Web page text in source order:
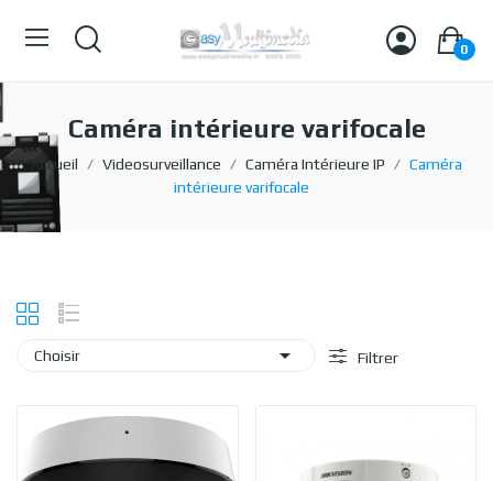
0
Caméra intérieure varifocale
Accueil Videosurveillance Caméra Intérieure IP
Caméra
intérieure varifocale
Choisir  Filtrer